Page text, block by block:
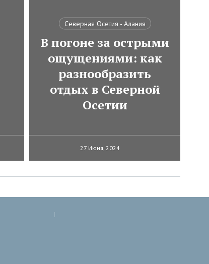
Северная Осетия - Алания
В погоне за острыми
ощущениями: как
разнообразить
отдых в Северной
Осетии
27 Июня, 2024